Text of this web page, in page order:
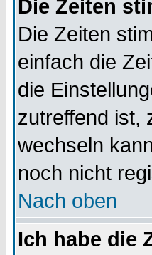
Die Zeiten
Die Zeiten
einfach die
die
zutreffend ist,
wechseln
noch nicht
Nach oben
Ich habe die